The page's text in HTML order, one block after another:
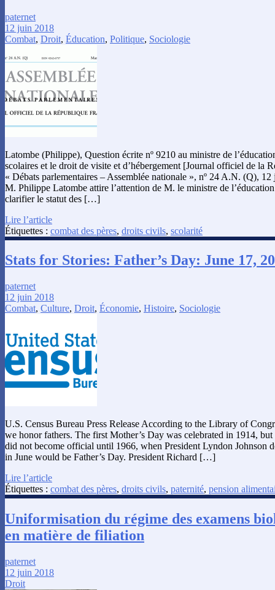
paternet
12 juin 2018
Combat, Droit, Éducation, Politique, Sociologie
Latombe (Philippe), Question écrite nº 9210 au ministre de
scolaires et le droit de visite et d’hébergement [Journal officiel de la
« Débats parlementaires – Assemblée nationale », nº 24 A.N. (Q),
M. Philippe Latombe attire l’attention de M. le ministre de
clarifier le statut des […]
Lire l’article
Étiquettes : combat des pères, droits civils, scolarité
Stats for Stories: Father’s Day: June 17,
paternet
12 juin 2018
Combat, Culture, Droit, Économie, Histoire, Sociologie
U.S. Census Bureau Press Release According to the Library of
we honor fathers. The first Mother’s Day was celebrated in 1914,
did not become official until 1966, when President Lyndon Johnson
in June would be Father’s Day. President Richard […]
Lire l’article
Étiquettes : combat des pères, droits civils, paternité, pension
Uniformisation du régime des examens
en matière de filiation
paternet
12 juin 2018
Droit